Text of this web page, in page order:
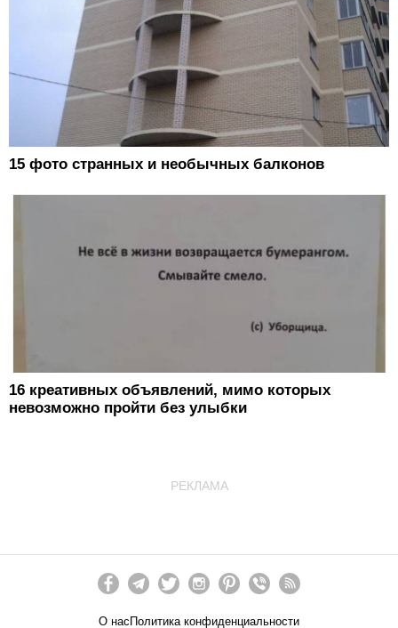
15 фото странных и необычных балконов
16 креативных объявлений, мимо которых
невозможно пройти без улыбки
РЕКЛАМА
О нас Политика конфиденциальности